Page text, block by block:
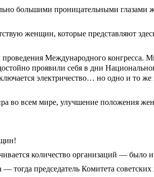
большими проницательными
женщин, которые представляют
Международного конгресса.
проявили себя в дни
электричество… но одно и то
всем мире, улучшение положения
количество организаций — было
тогда председатель Комитета